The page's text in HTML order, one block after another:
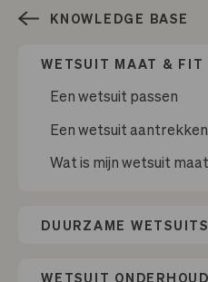
Select time of year
KNOWLEDGE BASE
WETSUIT MAAT & FIT
Een wetsuit passen
Een wetsuit aantrekken
Wat is mijn wetsuit
DUURZAME WETSUITS
WETSUIT ONDERHOUD